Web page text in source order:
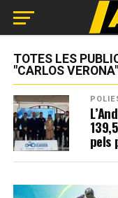
TOTES LES
"CARLOS VERONA"
pels